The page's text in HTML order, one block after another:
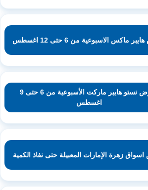
ماكس الاسبوعية من 6 حتى 12 اغسطس
عروض نستو هايبر ماركت الأسبوعية من 6 حتى 9
اغسطس
زهرة الإمارات المعبيلة حتى نفاذ الكمية